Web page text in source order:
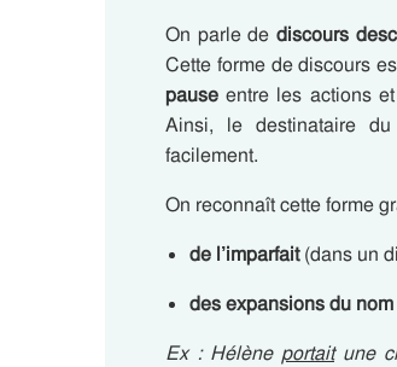
On parle de discours
Cette forme de discours
pause entre les actions
Ainsi, le destinataire
facilement.
On reconnaît cette forme
de l’imparfait(dans un
des expansions du nom
Ex : Hélène portaitune